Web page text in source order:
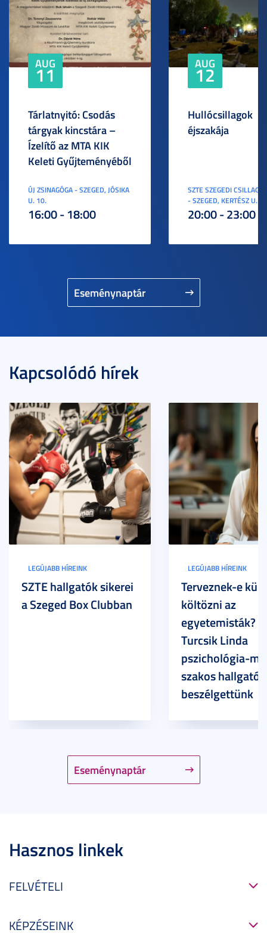
Eseménynaptár
AUG
11
Tárlatnyitó: Csodás
tárgyak kincstára –
Ízelítő az MTA KIK
Keleti Gyűjteményéből
ÚJ ZSINAGÓGA - SZEGED, JÓSIKA
U. 10.
16:00 - 18:00
AUG
12
Hullócsillagok
éjszakája
SZTE SZEGEDI
- SZEGED, KERTÉSZ U. 3.
20:00 - 23:00
Kapcsolódó hírek
Eseménynaptár
LEGÚJABB HÍREINK
SZTE hallgatók sikerei
a Szeged Box Clubban
LEGÚJABB HÍREINK
Terveznek-e
költözni az
egyetemisták? –
Turcsik Linda
pszichológia-
szakos
beszélgettünk
Hasznos linkek
FELVÉTELI
KÉPZÉSEINK